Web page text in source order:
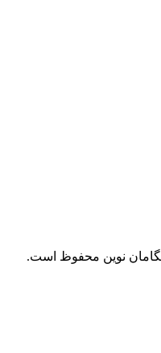
نوین محفوظ است.